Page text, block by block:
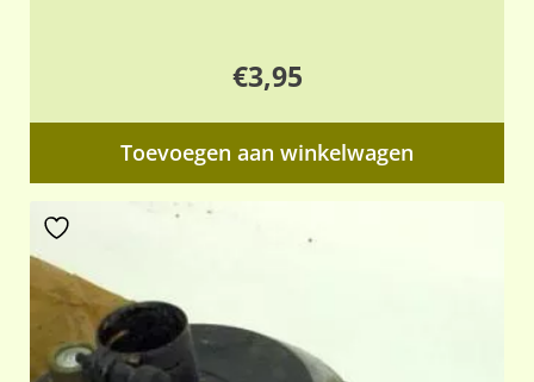
€3,95
Toevoegen aan winkelwagen